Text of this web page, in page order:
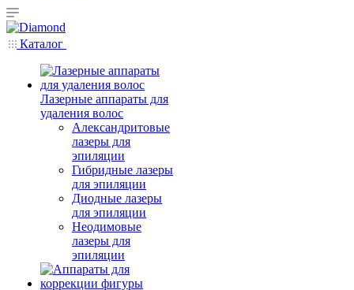
Каталог
Лазерные аппараты для
удаления волос
Александритовые
лазеры для
эпиляции
Гибридные лазеры
для эпиляции
Диодные лазеры
для эпиляции
Неодимовые
лазеры для
эпиляции